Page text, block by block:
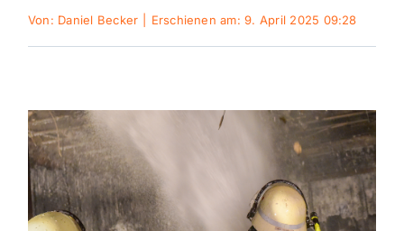
Panorama
Mein Stadtteil
Von: Daniel Becker Erschienen am: 9. April 2025 09:28